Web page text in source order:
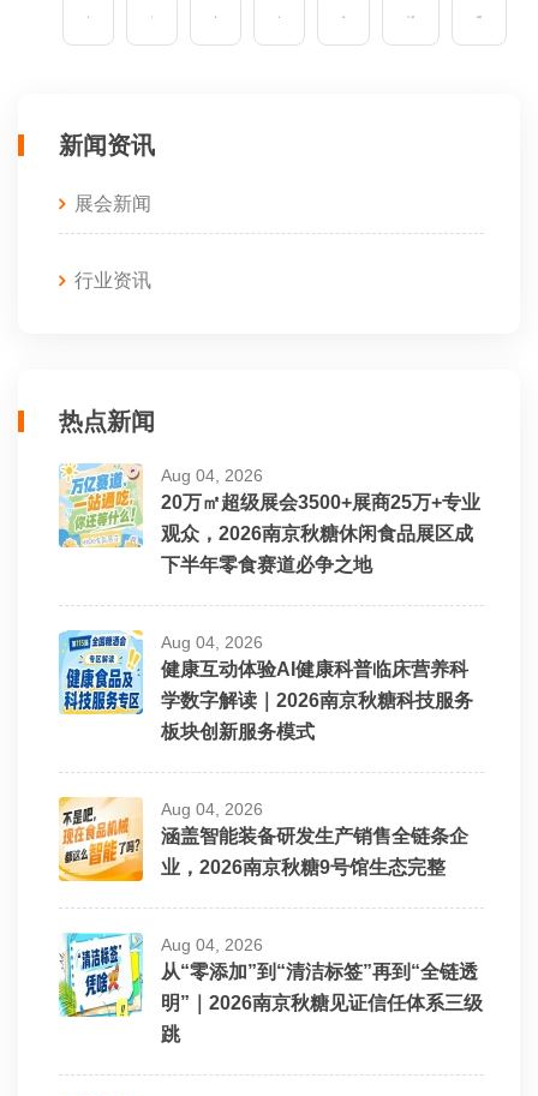
新闻资讯
展会新闻
行业资讯
热点新闻
Aug 04, 2026
20万㎡超级展会3500+展商25万+专业
观众，2026南京秋糖休闲食品展区成
下半年零食赛道必争之地
Aug 04, 2026
健康互动体验AI健康科普临床营养科
学数字解读｜2026南京秋糖科技服务
板块创新服务模式
Aug 04, 2026
涵盖智能装备研发生产销售全链条企
业，2026南京秋糖9号馆生态完整
Aug 04, 2026
从“零添加”到“清洁标签”再到“全链透
明”｜2026南京秋糖见证信任体系三级
跳